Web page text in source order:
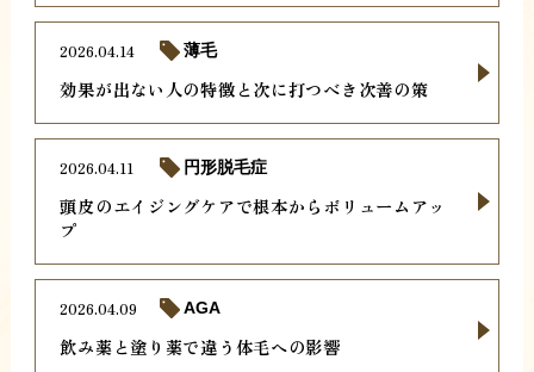
効果が出ない人の特徴と次に打つべき次善の策
2026.04.14 薄毛
頭皮のエイジングケアで根本からボリュームアッ
プ
2026.04.11 円形脱毛症
飲み薬と塗り薬で違う体毛への影響
2026.04.09 AGA